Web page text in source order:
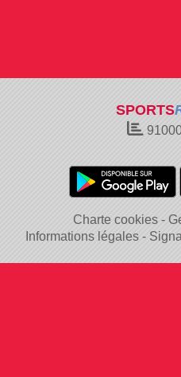
SPORTS
Charte cookies
Informations légales